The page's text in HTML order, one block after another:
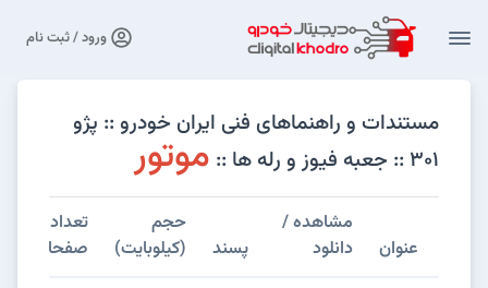
ورود / ثبت نام
مستندات و راهنماهای فنی ایران خودرو :: پژو
301 :: جعبه فیوز و رله ها ::
موتور
عنوان
مشاهده /
دانلود
پسند
حجم
(کیلوبایت)
تعداد
صفحات